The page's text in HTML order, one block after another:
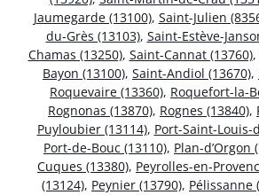
Jaumegarde (13100), Saint-Julien
du-Grès (13103), Saint-Estève-
Chamas (13250), Saint-Cannat (13760),
Bayon (13100), Saint-Andiol (13670),
Roquevaire (13360), Roquefort-la-
Rognonas (13870), Rognes (13840),
Puyloubier (13114), Port-Saint-Louis-
Port-de-Bouc (13110), Plan-d’Orgon
Cuques (13380), Peyrolles-en-
(13124), Peynier (13790), Pélissanne